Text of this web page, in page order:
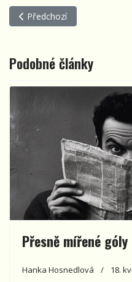
Předchozí článek: Porta je
Předchozí
Podobné články
Přesně mířené
Hanka Hosnedlová 18.